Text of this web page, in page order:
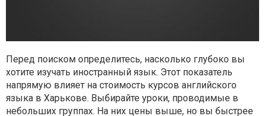
Перед поиском определитесь, насколько глубоко вы
хотите изучать иностранный язык. Этот показатель
напрямую влияет на стоимость курсов английского
языка в Харькове. Выбирайте уроки, проводимые в
небольших группах. На них цены выше, но вы быстрее